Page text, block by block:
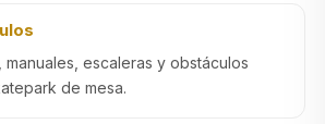
escaleras y obstáculos
de mesa.